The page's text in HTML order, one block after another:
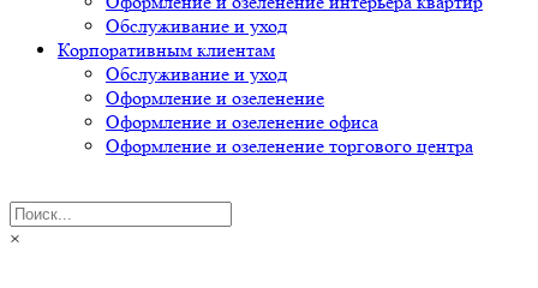
Обслуживание и уход
Корпоративным клиентам
Обслуживание и уход
Оформление и озеленение
Оформление и озеленение офиса
Оформление и озеленение торгового центра
×